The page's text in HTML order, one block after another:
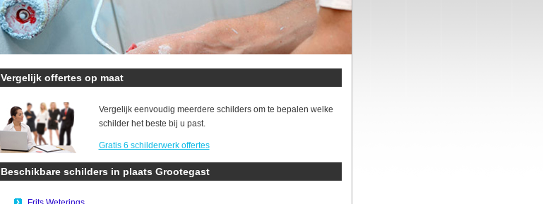
Vergelijk offertes op maat
Vergelijk eenvoudig meerdere schilders om te bepalen welke
schilder het beste bij u past.
Gratis 6 schilderwerk offertes
Beschikbare schilders in plaats Grootegast